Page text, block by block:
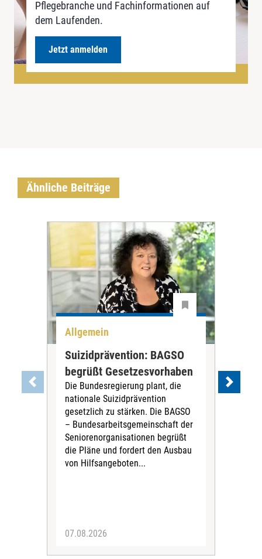
Pflegebranche und Fachinformationen auf
dem Laufenden.
Jetzt anmelden
Ähnliche Beiträge
Allgemein
Suizidprävention: BAGSO
begrüßt Gesetzesvorhaben
Die Bundesregierung plant, die
nationale Suizidprävention
gesetzlich zu stärken. Die BAGSO
– Bundesarbeitsgemeinschaft der
Seniorenorganisationen begrüßt
die Pläne und fordert den Ausbau
von Hilfsangeboten...
07.08.2026